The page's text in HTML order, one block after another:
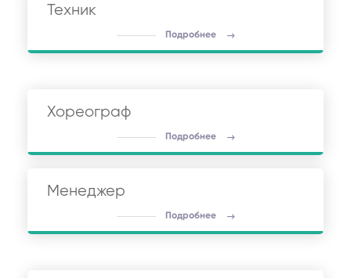
Техник
Подробнее
Хореограф
Подробнее
Менеджер
Подробнее